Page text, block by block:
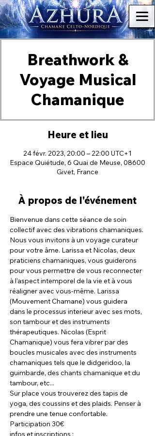
Breathwork &
Voyage Musical
Chamanique
Heure et lieu
24 févr. 2023, 20:00 – 22:00 UTC+1
Espace Quiétude, 6 Quai de Meuse, 08600
Givet, France
À propos de l'événement
Bienvenue dans cette séance de soin
collectif avec des vibrations chamaniques.
Nous vous invitons à un voyage curateur
pour votre âme. Larissa et Nicolas, deux
praticiens chamaniques, vous guiderons
pour vous permettre de vous reconnecter
à l'aspect intemporel de la vie et à vous
réaligner avec vous-même. Larissa
(Mouvement Chamane) vous guidera
dans le processus interieur avec ses mots,
son tambour et des instruments
thérapeutiques. Nicolas (Esprit
Chamanique) vous fera vibrer par des
boucles musicales avec des instruments
chamaniques tels que le didgeridoo, la
guimbarde, des chants chamanique et du
tambour, etc...
Sur place vous trouverez des tapis de
yoga, des coussins et des plaids. Penser à
prendre une tenue confortable.
Participation 30€
infos et inscriptions :